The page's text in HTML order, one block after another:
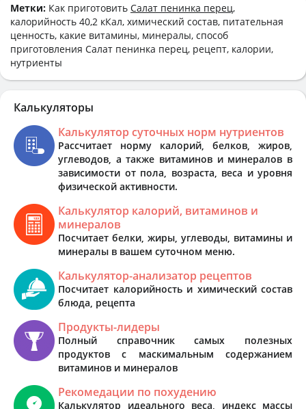
Метки: Как приготовить Салат пенинка перец,
калорийность 40,2 кКал, химический состав, питательная
ценность, какие витамины, минералы, способ
приготовления Салат пенинка перец, рецепт, калории,
нутриенты
Калькуляторы
Калькулятор суточных норм нутриентов
Рассчитает норму калорий, белков, жиров,
углеводов, а также витаминов и минералов в
зависимости от пола, возраста, веса и уровня
физической активности.
Калькулятор калорий, витаминов и
минералов
Посчитает белки, жиры, углеводы, витамины и
минералы в вашем суточном меню.
Калькулятор-анализатор рецептов
Посчитает калорийность и химический состав
блюда, рецепта
Продукты-лидеры
Полный справочник самых полезных
продуктов с маскимальным содержанием
витаминов и минералов
Рекомедации по похудению
Калькулятор идеального веса, индекс массы